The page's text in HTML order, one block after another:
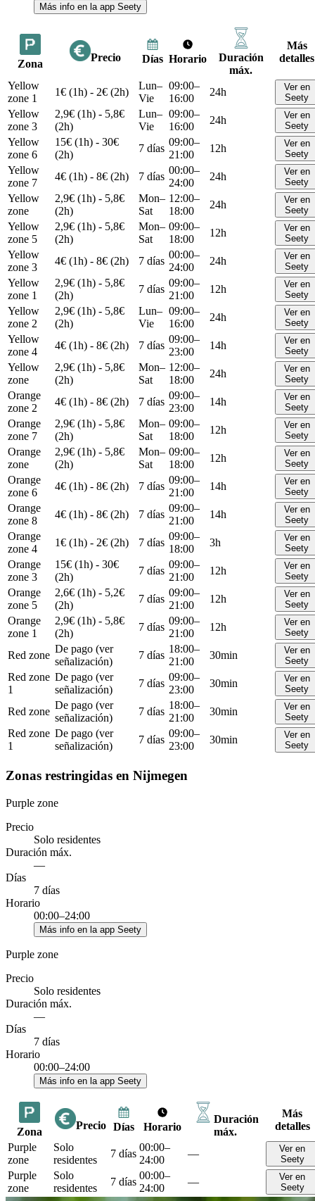
Más info en la app Seety
Zona
Precio Días Horario
Duración
máx.
Más
detalles
Yellow
zone 1
1€ (1h) - 2€ (2h)
Lun–
Vie
09:00–
16:00
24h
Ver en
Seety
Yellow
zone 3
2,9€ (1h) - 5,8€
(2h)
Lun–
Vie
09:00–
16:00
24h
Ver en
Seety
Yellow
zone 6
15€ (1h) - 30€
(2h)
7 días
09:00–
21:00
12h
Ver en
Seety
Yellow
zone 7
4€ (1h) - 8€ (2h) 7 días
00:00–
24:00
24h
Ver en
Seety
Yellow
zone
2,9€ (1h) - 5,8€
(2h)
Mon–
Sat
12:00–
18:00
24h
Ver en
Seety
Yellow
zone 5
2,9€ (1h) - 5,8€
(2h)
Mon–
Sat
09:00–
18:00
12h
Ver en
Seety
Yellow
zone 3
4€ (1h) - 8€ (2h) 7 días
00:00–
24:00
24h
Ver en
Seety
Yellow
zone 1
2,9€ (1h) - 5,8€
(2h)
7 días
09:00–
21:00
12h
Ver en
Seety
Yellow
zone 2
2,9€ (1h) - 5,8€
(2h)
Lun–
Vie
09:00–
16:00
24h
Ver en
Seety
Yellow
zone 4
4€ (1h) - 8€ (2h) 7 días
09:00–
23:00
14h
Ver en
Seety
Yellow
zone
2,9€ (1h) - 5,8€
(2h)
Mon–
Sat
12:00–
18:00
24h
Ver en
Seety
Orange
zone 2
4€ (1h) - 8€ (2h) 7 días
09:00–
23:00
14h
Ver en
Seety
Orange
zone 7
2,9€ (1h) - 5,8€
(2h)
Mon–
Sat
09:00–
18:00
12h
Ver en
Seety
Orange
zone
2,9€ (1h) - 5,8€
(2h)
Mon–
Sat
09:00–
18:00
12h
Ver en
Seety
Orange
zone 6
4€ (1h) - 8€ (2h) 7 días
09:00–
21:00
14h
Ver en
Seety
Orange
zone 8
4€ (1h) - 8€ (2h) 7 días
09:00–
21:00
14h
Ver en
Seety
Orange
zone 4
1€ (1h) - 2€ (2h) 7 días
09:00–
18:00
3h
Ver en
Seety
Orange
zone 3
15€ (1h) - 30€
(2h)
7 días
09:00–
21:00
12h
Ver en
Seety
Orange
zone 5
2,6€ (1h) - 5,2€
(2h)
7 días
09:00–
21:00
12h
Ver en
Seety
Orange
zone 1
2,9€ (1h) - 5,8€
(2h)
7 días
09:00–
21:00
12h
Ver en
Seety
Red zone
De pago (ver
señalización)
7 días
18:00–
21:00
30min
Ver en
Seety
Red zone
1
De pago (ver
señalización)
7 días
09:00–
23:00
30min
Ver en
Seety
Red zone
De pago (ver
señalización)
7 días
18:00–
21:00
30min
Ver en
Seety
Red zone
1
De pago (ver
señalización)
7 días
09:00–
23:00
30min
Ver en
Seety
Zonas restringidas en Nijmegen
Purple zone
Precio
Solo residentes
Duración máx.
—
Días
7 días
Horario
00:00–24:00
Más info en la app Seety
Purple zone
Precio
Solo residentes
Duración máx.
—
Días
7 días
Horario
00:00–24:00
Más info en la app Seety
Zona
Precio Días Horario
Duración
máx.
Más
detalles
Purple
zone
Solo
residentes
7 días
00:00–
24:00
—
Ver en
Seety
Purple
zone
Solo
residentes
7 días
00:00–
24:00
—
Ver en
Seety